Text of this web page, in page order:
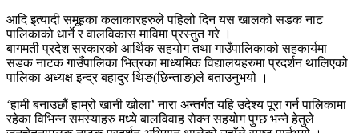
आदि इत्यादी समूहका कलाकारहरुले पहिलो दिन यस खालको सडक नाट
पालिकाको धार्ने र वालविकास माविमा प्रस्तुत गरे ।
बागमती प्रदेश सरकारको आर्थिक सहयोग तथा गाउँपालिकाको सहकार्यमा
सडक नाटक गाउँपालिका भित्रका माध्यमिक विद्यालयहरुमा प्रदर्शन थालिएको
पालिका अध्यक्ष इन्द्र बहादुर थिङ(छिन्ताङ)ले बताउनुभयो ।
‘हामी बनाउछौं हाम्रो खानी खोला’ नारा अन्तर्गत यहि उदेश्य पूरा गर्न पालिकामा
रहेका विभिन्न समस्याहरु मध्ये बालविवाह रोक्न सहयोग पुग्छ भन्ने हेतुले